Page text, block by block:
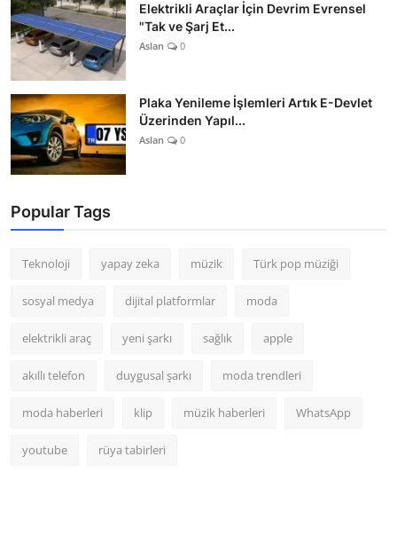
Elektrikli Araçlar İçin Devrim Evrensel
"Tak ve Şarj Et...
Aslan 0
Plaka Yenileme İşlemleri Artık E-Devlet
Üzerinden Yapıl...
Aslan 0
Popular Tags
Teknoloji yapay zeka müzik Türk pop müziği
sosyal medya dijital platformlar moda
elektrikli araç yeni şarkı sağlık apple
akıllı telefon duygusal şarkı moda trendleri
moda haberleri klip müzik haberleri WhatsApp
youtube rüya tabirleri